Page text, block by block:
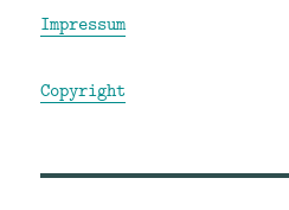
Impressum
Copyright